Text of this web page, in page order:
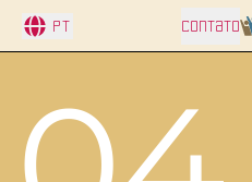
PT CONTATO